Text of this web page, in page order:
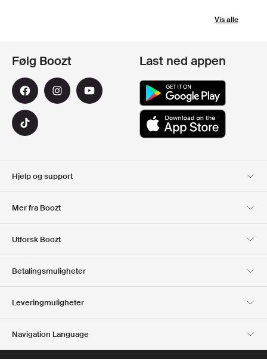
Vis alle
Hjelp og support
Mer fra Boozt
Club Boozt
Utforsk Boozt
Presse og utmerkelser
Følg Boozt Last ned appen
Betalingsmuligheter
Leveringmuligheter
Navigation Language